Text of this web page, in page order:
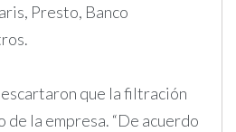
Presto, Banco
que la filtración
de la empresa. “De acuerdo